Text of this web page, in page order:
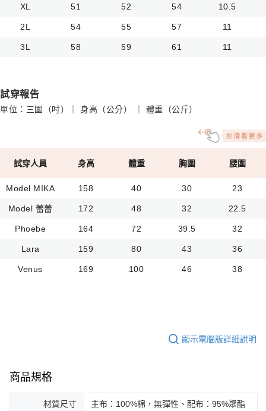
XL 51 52 54 10.5
2L 54 55 57 11
3L 58 59 61 11
試穿報告
單位：三圍（吋）｜ 身高（公分） ｜ 體重（公斤）
試穿人員 身高 體重 胸圍 腰圍
Model MIKA 158 40 30 23
Model 蕾蕾 172 48 32 22.5
Phoebe 164 72 39.5 32
Lara 159 80 43 36
Venus 169 100 46 38
顯示電腦版詳細說明
商品規格
材質尺寸
主布：100%棉，無彈性、配布：95%聚酯